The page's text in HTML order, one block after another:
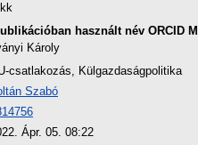
használt név ORCID
Károly
csatlakozás, Külgazdaságpolitika
Szabó
Ápr. 05. 08:22